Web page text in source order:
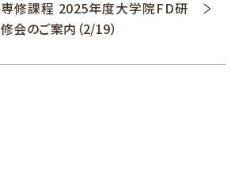
専修課程 2025年度大学院FD研
修会のご案内（2/19）